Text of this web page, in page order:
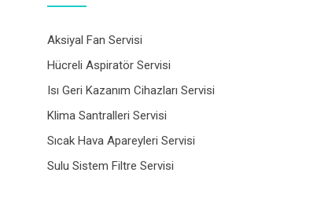
Aksiyal Fan Servisi
Hücreli Aspiratör Servisi
Isı Geri Kazanım Cihazları Servisi
Klima Santralleri Servisi
Sıcak Hava Apareyleri Servisi
Sulu Sistem Filtre Servisi